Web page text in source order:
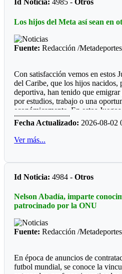
Juvenil masculino: José María
Juvenil femenino: Juan Rozo
Juvenil masculino: Pablo E.
Futbol Sala
Prejuvenil femenino: José María
Prejuvenil masculino: Sto
Juvenil femenino: Campestre
*Las preocupaciones*
Id Noticia: 4985 -Otros
Los hijos del Meta así sean en
Fuente: Redacción /
Con satisfacción vemos en estos
del Caribe, que los hijos nacidos,
deportiva, han tenido que
por estudios, trabajo o una
económicamente. En estos
Caribe de Santo Domingo, lo
*Ajedrez*
defiendo los colores de la Liga
también recibió los consejos de
del Valle del Cauca. Ganó oro y
dominicana.
*Voleibol*
instructor Gabriel Lamprea. Hoy
figura en la nómina de la
............................
Fecha Actualizado: 2026-08-02
Ver más...
Id Noticia: 4984 -Otros
Nelson Abadía, imparte
patrocinado por la ONU
Fuente: Redacción /
En época de anuncios de
futbol mundial, se conoce la